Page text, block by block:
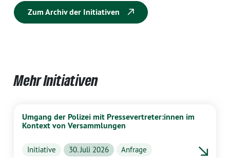
Zum Archiv der Initiativen
Mehr Initiativen
Umgang der Polizei mit Pressevertreter:innen im
Kontext von Versammlungen
Initiative 30. Juli 2026 Anfrage